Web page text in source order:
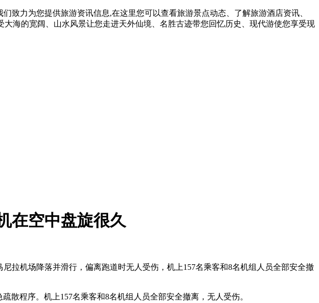
致力为您提供旅游资讯信息,在这里您可以查看旅游景点动态、了解旅游酒店资讯、
海的宽阔、山水风景让您走进天外仙境、名胜古迹带您回忆历史、现代游使您享受现
在空中盘旋很久
拉机场降落并滑行，偏离跑道时无人受伤，机上157名乘客和8名机组人员全部安全撤
散程序。机上157名乘客和8名机组人员全部安全撤离，无人受伤。